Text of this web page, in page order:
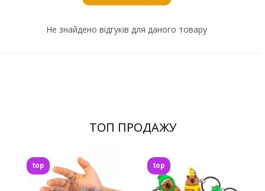
Не знайдено відгуків для даного товару
ТОП ПРОДАЖУ
top top